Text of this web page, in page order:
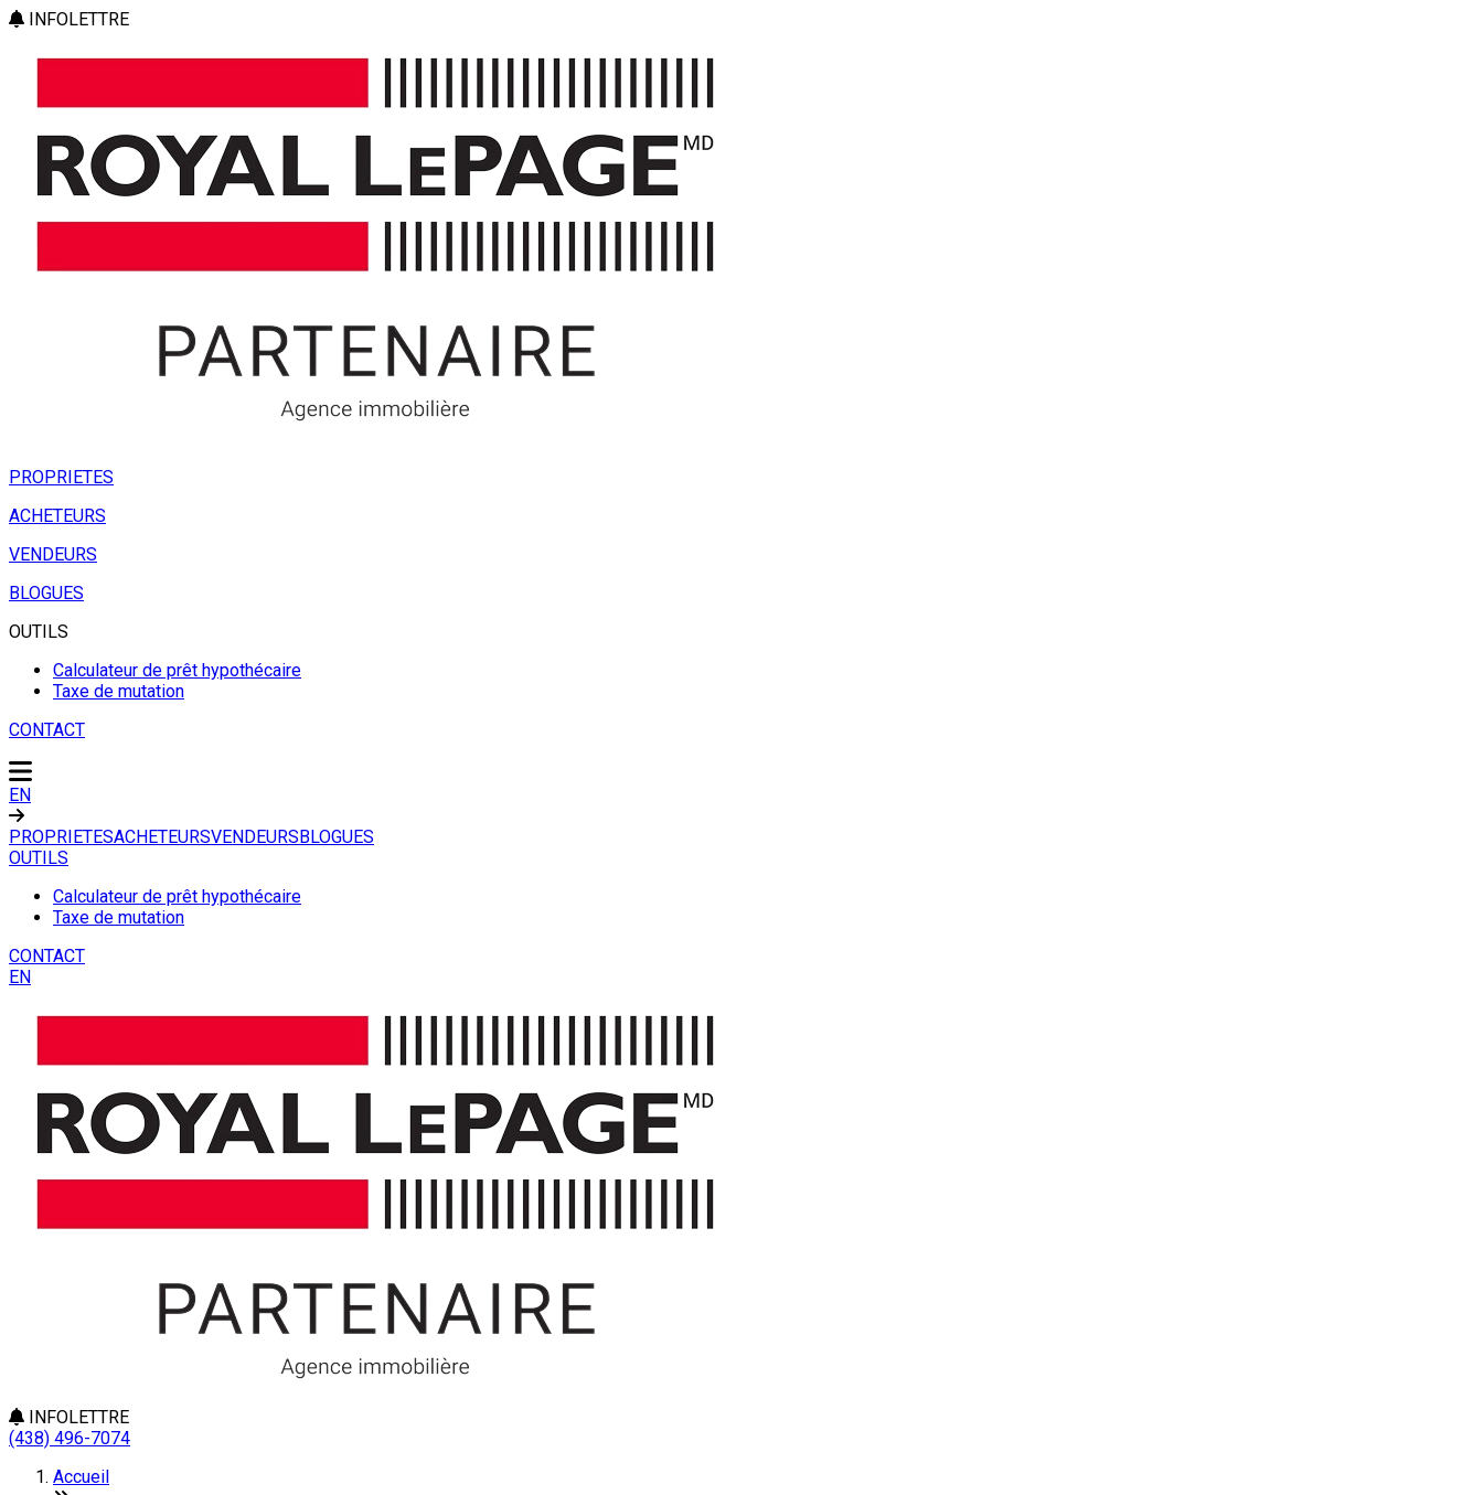
INFOLETTRE
PROPRIETES
ACHETEURS
VENDEURS
BLOGUES
OUTILS
Calculateur de prêt hypothécaire
Taxe de mutation
CONTACT
EN
PROPRIETESACHETEURSVENDEURSBLOGUES
OUTILS
Calculateur de prêt hypothécaire
Taxe de mutation
CONTACT
EN
INFOLETTRE
(438) 496-7074
Accueil